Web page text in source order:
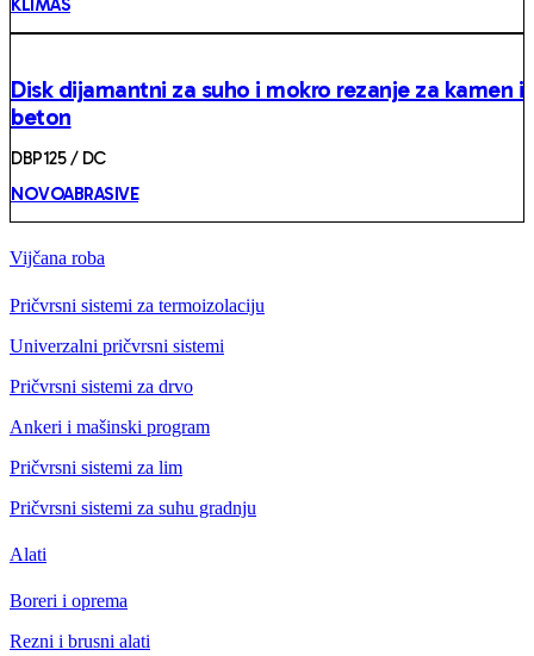
KLIMAS
Disk dijamantni za suho i mokro rezanje za kamen i
beton
DBP125 / DC
NOVOABRASIVE
Vijčana roba
Pričvrsni sistemi za termoizolaciju
Univerzalni pričvrsni sistemi
Pričvrsni sistemi za drvo
Ankeri i mašinski program
Pričvrsni sistemi za lim
Pričvrsni sistemi za suhu gradnju
Alati
Boreri i oprema
Rezni i brusni alati